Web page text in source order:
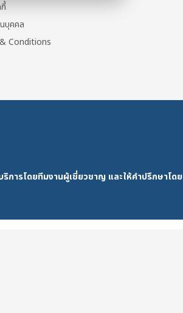
บุคคล
Conditions
รโดยทีมงานผู้เชี่ยวชาญ และให้คำปรึกษาโดย